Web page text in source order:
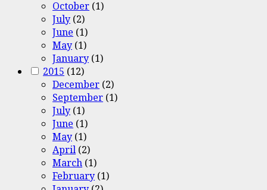
October (1)
July (2)
June (1)
May (1)
January (1)
2015 (12)
December (2)
September (1)
July (1)
June (1)
May (1)
April (2)
March (1)
February (1)